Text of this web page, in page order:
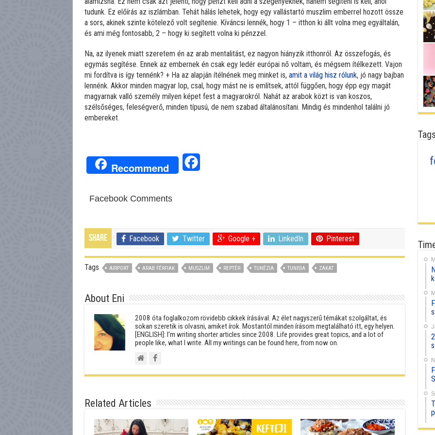
tudunk. Ez előírás az iszlámban. Tehát hálás lehetek, hogy egy vallástartó muszlim emberrel hozott össze
a sors, akinek szinte kötelező volt segítenie. Kíváncsi lennék, hogy 1 – itthon ki állt volna meg egyáltalán,
és ami még fontosabb, 2 – hogy ki segített volna ki pénzzel.
Na, az ilyenek miatt szeretem én az arab mentalitást, ez nagyon hiányzik itthonról. Az összefogás, és
egymás segítése. Ennek az embernek én csak egy ledér európai nő voltam, és mégsem ítélkezett. Vajon
mi fordítva is így tennénk? + Ha az alapján ítélnének meg minket is, amit a világ hisz rólunk, jó nagy bajban
lennénk. Akkor minden magyar lop, csal, hogy mást ne is említsek, attól függően, hogy épp egy magát
magyarnak valló személy milyen képet fest a magyarokról. Nahát az arabok közt is van koszos,
szélsőséges, feleségverő, minden típusú, de nem szabad általánosítani. Mindig és mindenhol találni jó
embereket.
Recommend
Facebook Comments
Share Facebook Twitter Google + LinkedIn Pinterest
Tags AIRPORT ARAB FÉRFIAK MUSZLIM REPTÉR TUNÉZIA TUNISIA ZAKAT
About Eni
2008 óta foglalkozom rövidebb cikkek írásával. Az élet nagyszerű témákat szolgáltat, és
sokan szeretik is olvasni, amiket írok. Mostantól minden írásom megtalálható itt, egy helyen.
[ENGLISH]: I'm writing shorter articles since 2008. Life provides great topics, and a lot of
people like, what I write. All my writings can be found here, from now on.
Related Articles